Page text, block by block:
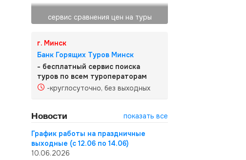
сервис сравнения цен на туры
г. Минск
Банк Горящих Туров Минск
- бесплатный сервис поиска
туров по всем туроператорам
-круглосуточно, без выходных
Новости
показать все
График работы на праздничные
выходные (с 12.06 по 14.06)
10.06.2026